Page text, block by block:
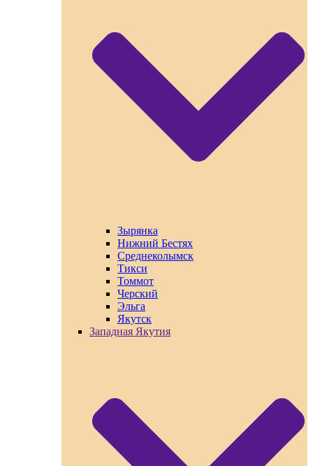
Зырянка
Нижний Бестях
Среднеколымск
Тикси
Томмот
Черский
Эльга
Якутск
Западная Якутия